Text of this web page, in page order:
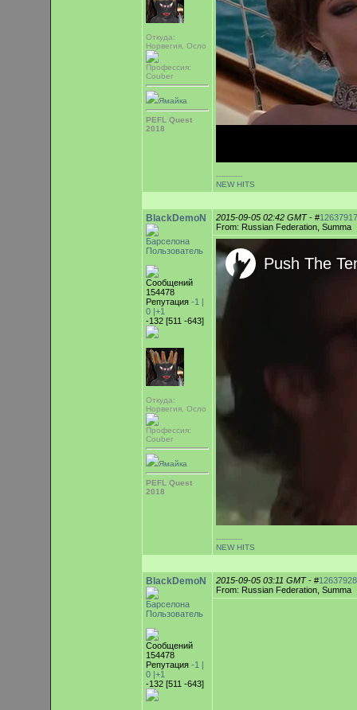
Откуда:
Норвегия, Осло
Профессия:
Couber
Ямайка
PEFL Quest
2018
-----------
NEW HITS
BlackDemoN
Барселона
Пользователь
Сообщений
154478
Репутация -1 |
0 |+1
-132 [511 -643]
Откуда:
Норвегия, Осло
Профессия:
Couber
Ямайка
PEFL Quest
2018
2015-09-05 02:42 GMT- #12637917
From: Russian Federation, Summa
-----------
NEW HITS
BlackDemoN
Барселона
Пользователь
Сообщений
154478
Репутация -1 |
0 |+1
-132 [511 -643]
2015-09-05 03:11 GMT- #12637928
From: Russian Federation, Summa